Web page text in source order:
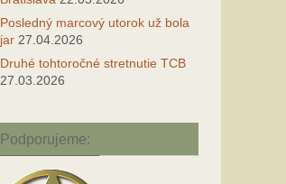
Posledný marcový utorok už bola
jar 27.04.2026
Druhé tohtoročné stretnutie TCB
27.03.2026
Podporujeme: